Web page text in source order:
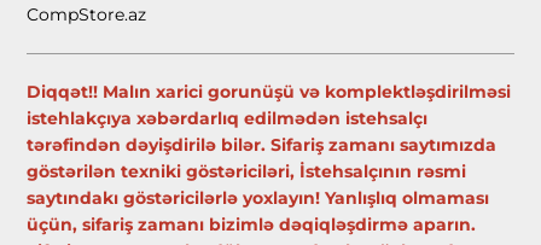
CompStore.az
Diqqət!! Malın xarici gorunüşü və komplektləşdirilməsi
istehlakçıya xəbərdarlıq edilmədən istehsalçı
tərəfindən dəyişdirilə bilər. Sifariş zamanı saytımızda
göstərilən texniki göstəriciləri, İstehsalçının rəsmi
saytındakı göstəricilərlə yoxlayın! Yanlışlıq olmaması
üçün, sifariş zamanı bizimlə dəqiqləşdirmə aparın.